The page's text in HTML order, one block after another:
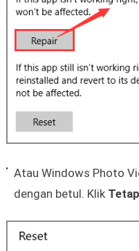
Atau Windows Photo
dengan betul. Klik